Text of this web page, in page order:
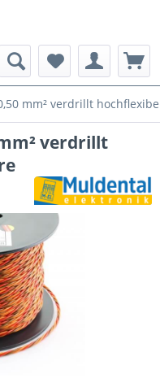
mm² verdrillt
verdrillt